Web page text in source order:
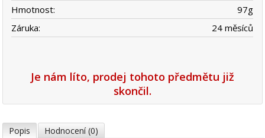
Hmotnost:
97g
Záruka:
24 měsíců
Je nám líto, prodej tohoto předmětu již
skončil.
Popis Hodnocení (0)